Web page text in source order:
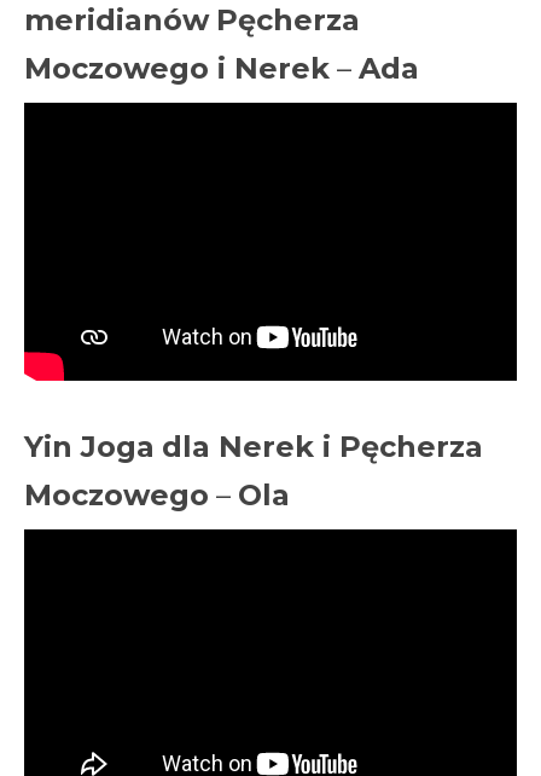
meridianów Pęcherza
Moczowego i Nerek – Ada
Yin Joga dla Nerek i Pęcherza
Moczowego – Ola